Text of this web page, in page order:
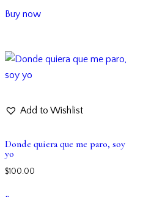
Buy now
Add to Wishlist
Donde quiera que me paro, soy
yo
$100.00